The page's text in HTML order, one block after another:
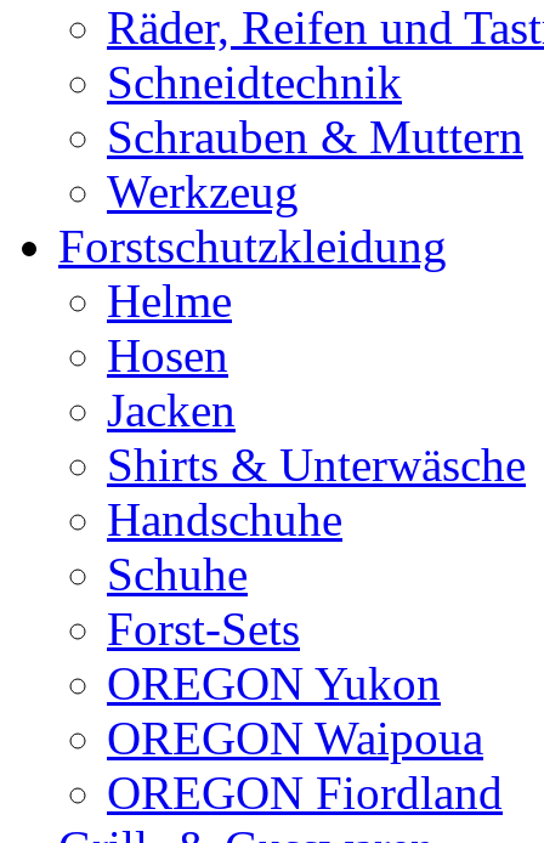
Räder, Reifen und
Schneidtechnik
Schrauben & Muttern
Werkzeug
Forstschutzkleidung
Helme
Hosen
Jacken
Shirts & Unterwäsche
Handschuhe
Schuhe
Forst-Sets
OREGON Yukon
OREGON Waipoua
OREGON Fiordland